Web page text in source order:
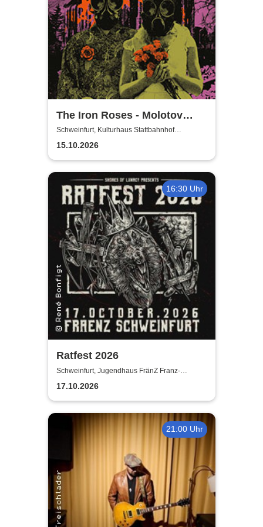
The Iron Roses - Molotov
Nights Tour 2026
Schweinfurt, Kulturhaus Stattbahnhof
Schweinfurt
15.10.2026
16:30 Uhr
Ratfest 2026
Schweinfurt, Jugendhaus FränZ Franz-
Schubert-Straße
17.10.2026
21:00 Uhr